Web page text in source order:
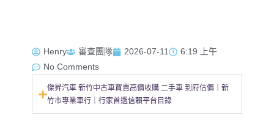
Henry 審查團隊 2026-07-11
6:19 上午
No Comments
傑昇汽車 新竹中古車買賣高價收購 二手車 到府估價｜新
竹市專業車行｜行家首選信賴平台目錄